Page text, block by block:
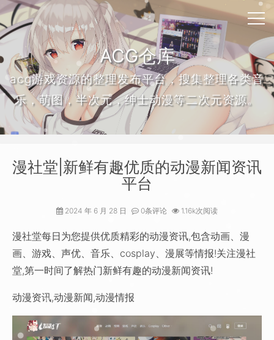
ACG仓库
acg游戏资源的整理发布平台，搜集整理各类音
乐，萌图，半次元，绅士动漫等二次元资源。
漫社堂|新鲜有趣优质的动漫新闻资讯
平台
2024 年 6 月 28 日 0条评论 1.16k次阅读
漫社堂每日为您提供优质精彩的动漫资讯,包含动画、漫
画、游戏、声优、音乐、cosplay、漫展等情报!关注漫社
堂,第一时间了解热门新鲜有趣的动漫新闻资讯!
动漫资讯,动漫新闻,动漫情报